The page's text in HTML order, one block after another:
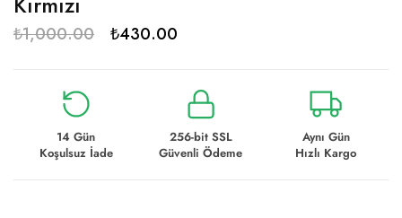
₺1,000.00 ₺430.00
14 Gün
Koşulsuz İade
256-bit SSL
Güvenli Ödeme
Aynı Gün
Hızlı Kargo